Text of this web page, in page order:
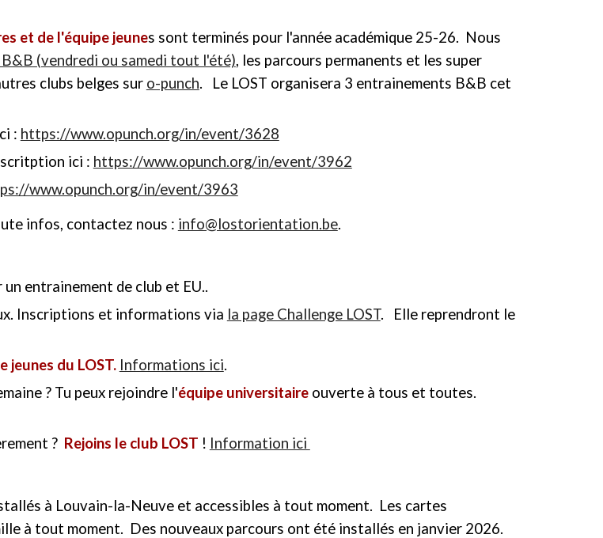
et de l'équipe jeunes sont terminés pour l'année académique 25-26. Nous
(vendredi ou samedi tout l'été), les parcours permanents et les super
clubs belges sur o-punch. Le LOST organisera 3 entrainements B&B cet
: https://www.opunch.org/in/event/3628
ici : https://www.opunch.org/in/event/3962
www.opunch.org/in/event/3963
infos, contactez nous : info@lostorientation.be.
entrainement de club et EU..
Inscriptions et informations via la page Challenge LOST. Elle reprendront le
jeunes du LOST. Informations ici.
? Tu peux rejoindre l'équipe universitaire ouverte à tous et toutes.
? Rejoins le club LOST ! Information ici
és à Louvain-la-Neuve et accessibles à tout moment. Les cartes
à tout moment. Des nouveaux parcours ont été installés en janvier 2026.